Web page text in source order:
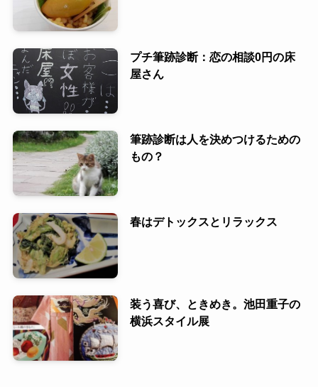
プチ筆跡診断：恋の相談0円の床
屋さん
筆跡診断は人を決めつけるための
もの？
春はデトックスとリラックス
装う喜び、ときめき。池田重子の
横浜スタイル展